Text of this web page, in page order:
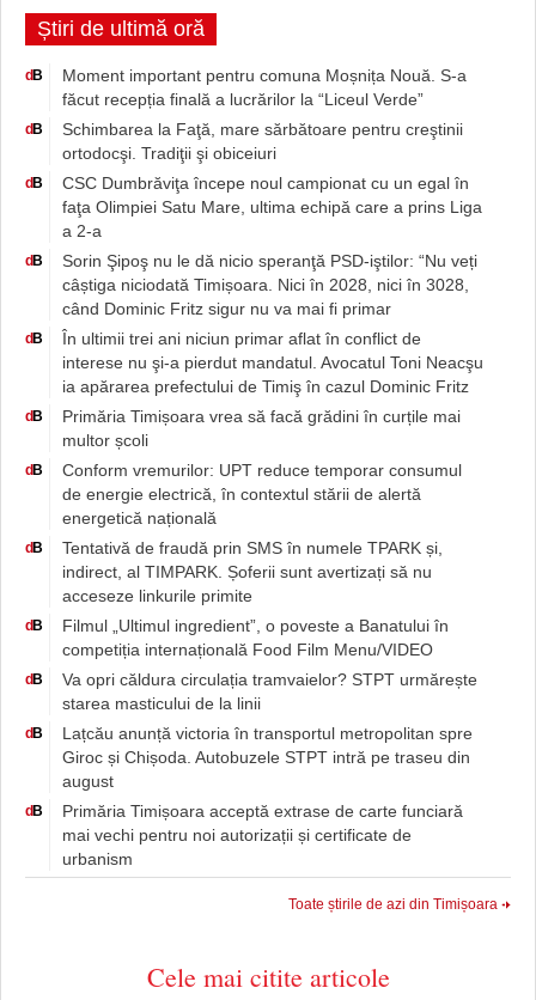
Știri de ultimă oră
dB
Moment important pentru comuna Moșnița Nouă. S-a
făcut recepția finală a lucrărilor la “Liceul Verde”
dB
Schimbarea la Faţă, mare sărbătoare pentru creştinii
ortodocşi. Tradiţii şi obiceiuri
dB
CSC Dumbrăviţa începe noul campionat cu un egal în
faţa Olimpiei Satu Mare, ultima echipă care a prins Liga
a 2-a
dB
Sorin Şipoş nu le dă nicio speranţă PSD-iştilor: “Nu veți
câștiga niciodată Timișoara. Nici în 2028, nici în 3028,
când Dominic Fritz sigur nu va mai fi primar
dB
În ultimii trei ani niciun primar aflat în conflict de
interese nu şi-a pierdut mandatul. Avocatul Toni Neacşu
ia apărarea prefectului de Timiş în cazul Dominic Fritz
dB
Primăria Timișoara vrea să facă grădini în curțile mai
multor școli
dB
Conform vremurilor: UPT reduce temporar consumul
de energie electrică, în contextul stării de alertă
energetică națională
dB
Tentativă de fraudă prin SMS în numele TPARK și,
indirect, al TIMPARK. Șoferii sunt avertizați să nu
acceseze linkurile primite
dB
Filmul „Ultimul ingredient”, o poveste a Banatului în
competiția internațională Food Film Menu/VIDEO
dB
Va opri căldura circulația tramvaielor? STPT urmărește
starea masticului de la linii
dB
Lațcău anunță victoria în transportul metropolitan spre
Giroc și Chișoda. Autobuzele STPT intră pe traseu din
august
dB
Primăria Timișoara acceptă extrase de carte funciară
mai vechi pentru noi autorizații și certificate de
urbanism
Toate știrile de azi din Timișoara
Cele mai citite articole